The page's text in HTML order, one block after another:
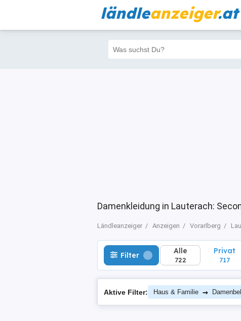
ländleanzeiger.at
Damenkleidung in Lauterach:
Ländleanzeiger Anzeigen Vorarlberg
Filter Alle
722
Privat
717
Filter Alle
722
Privat
717
Aktive Filter: Haus & Familie →